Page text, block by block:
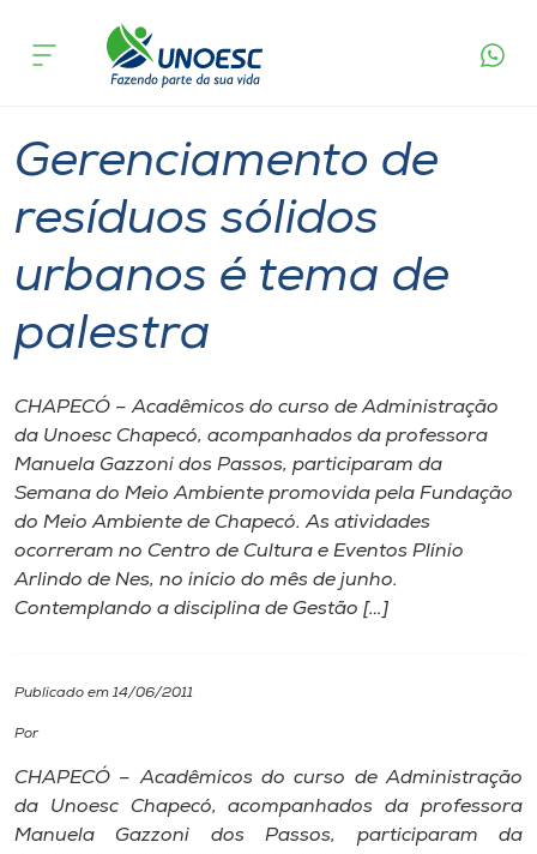
Cursos
Pesquisa
Atendimento ao Estudante
Portal de Ensino
A
Internacionalização
I.nova
Cultura
CPA
acontece
Gerenciamento de
resíduos sólidos
urbanos é tema de
palestra
CHAPECÓ – Acadêmicos do curso de Administração
da Unoesc Chapecó, acompanhados da professora
Manuela Gazzoni dos Passos, participaram da
Semana do Meio Ambiente promovida pela Fundação
do Meio Ambiente de Chapecó. As atividades
ocorreram no Centro de Cultura e Eventos Plínio
Arlindo de Nes, no início do mês de junho.
Contemplando a disciplina de Gestão […]
Publicado em 14/06/2011
Por
CHAPECÓ – Acadêmicos do curso de Administração
da Unoesc Chapecó, acompanhados da professora
Manuela Gazzoni dos Passos, participaram da